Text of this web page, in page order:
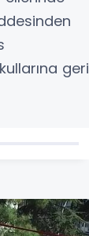
geri